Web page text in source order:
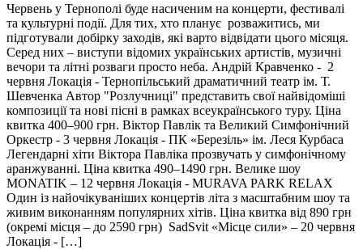
Червень у Тернополі буде насиченим на концерти, фестивалі
та культурні події. Для тих, хто планує розважитись, ми
підготували добірку заходів, які варто відвідати цього місяця.
Серед них – виступи відомих українських артистів, музичні
вечори та літні розваги просто неба. Андрій Кравченко - 2
червня Локація - Тернопільський драматичний театр ім. Т.
Шевченка Автор "Розлучниці" представить свої найвідоміші
композиції та нові пісні в рамках всеукраїнського туру. Ціна
квитка 400–900 грн. Віктор Павлік та Великий Симфонічний
Оркестр - 3 червня Локація - ПК «Березіль» ім. Леся Курбаса
Легендарні хіти Віктора Павліка прозвучать у симфонічному
аранжуванні. Ціна квитка 490–1490 грн. Велике шоу
MONATIK – 12 червня Локація - MURAVA PARK RELAX
Один із найочікуваніших концертів літа з масштабним шоу та
живим виконанням популярних хітів. Ціна квитка від 890 грн
(окремі місця – до 2590 грн) SadSvit «Місце сили» – 20 червня
Локація - […]